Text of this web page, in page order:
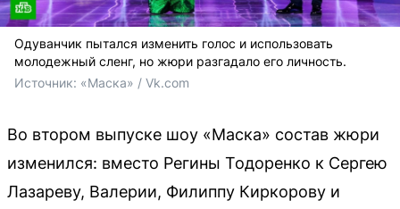
Одуванчик пытался изменить голос и использовать
молодежный сленг, но жюри разгадало его личность.
Источник: «Маска» / Vk.com
Во втором выпуске шоу «Маска» состав жюри
изменился: вместо Регины Тодоренко к Сергею
Лазареву, Валерии, Филиппу Киркорову и